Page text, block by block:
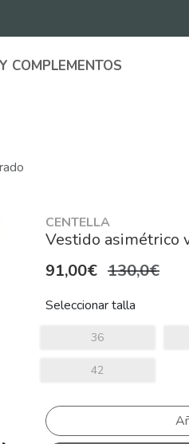
COMPLEMENTOS
CENTELLA
Vestido asimétrico
91,00€ 130,0€
Seleccionar talla
36
42